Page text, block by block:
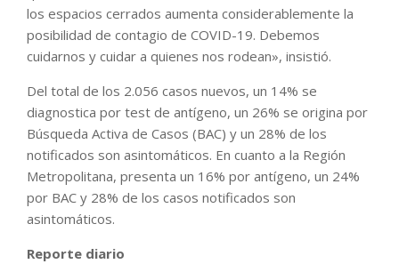
los espacios cerrados aumenta considerablemente la
posibilidad de contagio de COVID-19. Debemos
cuidarnos y cuidar a quienes nos rodean», insistió.
Del total de los 2.056 casos nuevos, un 14% se
diagnostica por test de antígeno, un 26% se origina por
Búsqueda Activa de Casos (BAC) y un 28% de los
notificados son asintomáticos. En cuanto a la Región
Metropolitana, presenta un 16% por antígeno, un 24%
por BAC y 28% de los casos notificados son
asintomáticos.
Reporte diario